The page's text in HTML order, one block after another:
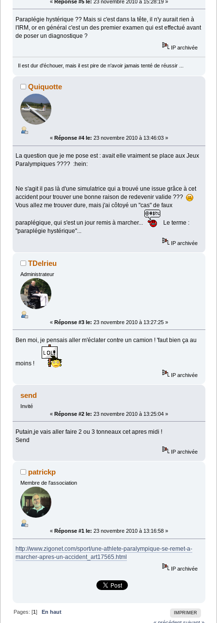
« Réponse #5 le: 23 novembre 2010 à 15:28:19 »
Paraplégie hystérique ?? Mais si c'est dans la tête, il n'y aurait rien à
l'IRM, or en général c'est un des premier examen qui est effectué avant
de poser un diagnostique ?
IP archivée
Il est dur d'échouer, mais il est pire de n'avoir jamais tenté de réussir ...
Quiquotte
« Réponse #4 le: 23 novembre 2010 à 13:46:03 »
La question que je me pose est : avait elle vraiment se place aux Jeux
Paralympiques ???? :hein:
Ne s'agit il pas là d'une simulatrice qui a trouvé une issue grâce à cet
accident pour trouver une bonne raison de redevenir valide ???
Vous allez me trouver dure, mais j'ai côtoyé un "cas" de faux
paraplégique, qui s'est un jour remis à marcher...
Le terme :
"paraplégie hystérique"...
IP archivée
TDelrieu
Administrateur
« Réponse #3 le: 23 novembre 2010 à 13:27:25 »
Ben moi, je pensais aller m'éclater contre un camion ! 'faut bien ça au
moins !
IP archivée
send
Invité
« Réponse #2 le: 23 novembre 2010 à 13:25:04 »
Putain,je vais aller faire 2 ou 3 tonneaux cet apres midi !
Send
IP archivée
patrickp
Membre de l'association
« Réponse #1 le: 23 novembre 2010 à 13:16:58 »
http://www.zigonet.com/sport/une-athlete-paralympique-se-remet-a-
marcher-apres-un-accident_art17565.html
IP archivée
IMPRIMER
Pages: [1]
En haut